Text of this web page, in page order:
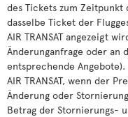
des Tickets zum
dasselbe Ticket der
AIR TRANSAT angezeigt
Änderunganfrage oder an
entsprechende
AIR TRANSAT, wenn der
Änderung oder
Betrag der Stornierungs-